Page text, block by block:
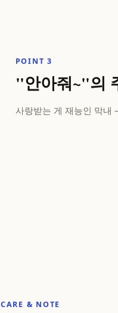
POINT 3
"안아줘~"의
사랑받는 게 재능인 막내
CARE & NOTE